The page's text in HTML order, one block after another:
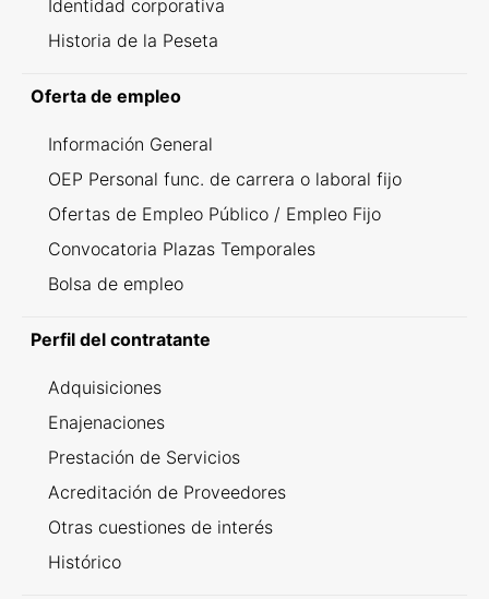
Identidad corporativa
Historia de la Peseta
Oferta de empleo
Información General
OEP Personal func. de carrera o laboral fijo
Ofertas de Empleo Público / Empleo Fijo
Convocatoria Plazas Temporales
Bolsa de empleo
Perfil del contratante
Adquisiciones
Enajenaciones
Prestación de Servicios
Acreditación de Proveedores
Otras cuestiones de interés
Histórico